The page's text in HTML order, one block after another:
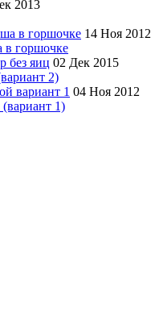
2013
14 Ноя 2012
в горшочке
02 Дек 2015
2)
04 Ноя 2012
(вариант 1)